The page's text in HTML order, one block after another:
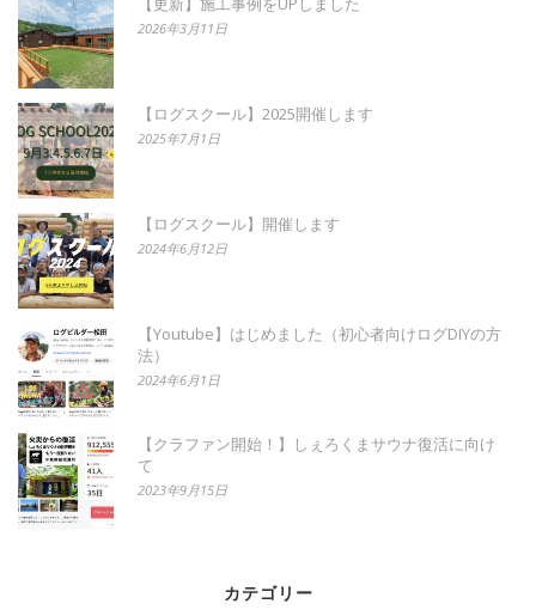
2026年3月11日
【ログスクール】2025開催します
2025年7月1日
【ログスクール】開催します
2024年6月12日
【Youtube】はじめました（初心者向けログDIYの方
法）
2024年6月1日
【クラファン開始！】しぇろくまサウナ復活に向け
て
2023年9月15日
カテゴリー